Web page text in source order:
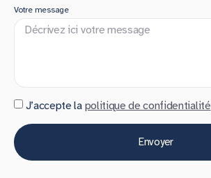
Votre message
J’accepte la politique de confidentialité
Envoyer